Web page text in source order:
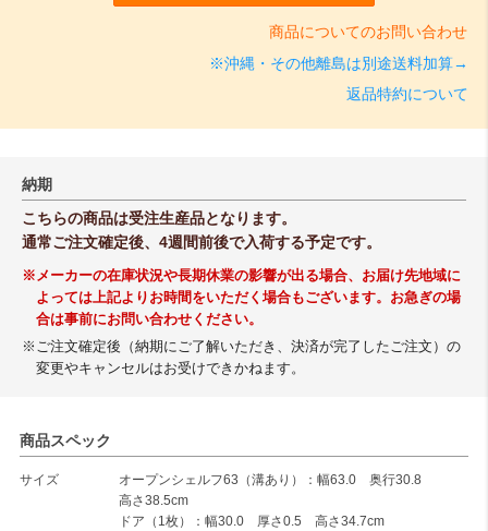
商品についてのお問い合わせ
※沖縄・その他離島は別途送料加算→
返品特約について
納期
こちらの商品は受注生産品となります。
通常ご注文確定後、4週間前後で入荷する予定です。
※メーカーの在庫状況や長期休業の影響が出る場合、お届け先地域に
よっては上記よりお時間をいただく場合もございます。お急ぎの場
合は事前にお問い合わせください。
※ご注文確定後（納期にご了解いただき、決済が完了したご注文）の
変更やキャンセルはお受けできかねます。
商品スペック
サイズ
オープンシェルフ63（溝あり）：幅63.0 奥行30.8
高さ38.5cm
ドア（1枚）：幅30.0 厚さ0.5 高さ34.7cm